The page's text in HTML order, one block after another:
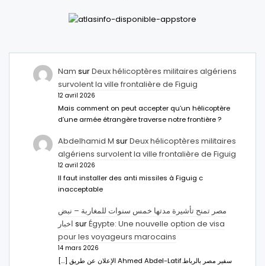
Nam surDeux hélicoptères militaires algériens
survolent la ville frontalière de Figuig
12 avril 2026
Mais comment on peut accepter qu’un hélicoptère
d’une armée étrangère traverse notre frontière ?
Abdelhamid M surDeux hélicoptères militaires
algériens survolent la ville frontalière de Figuig
12 avril 2026
Il faut installer des anti missiles à Figuig c
inacceptable
مصر تمنح تأشيرة مدتها خمس سنوات للمغاربة – نبض
اخبار surÉgypte: Une nouvelle option de visa
pour les voyageurs marocains
14 mars 2026
[…] الإعلان عن طريق Ahmed Abdel-Latifسفير مصر بالرباط.